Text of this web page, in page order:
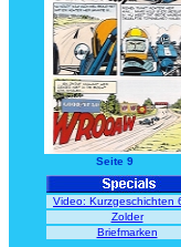
Seite 9
Video: Kurzgeschichten
Zolder
Briefmarken